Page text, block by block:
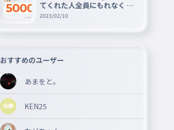
てくれた人全員にもれなく A
mazon ギフト券 5000 円分を
2023/02/10
おすすめのユーザー
あまをと。
KEN25